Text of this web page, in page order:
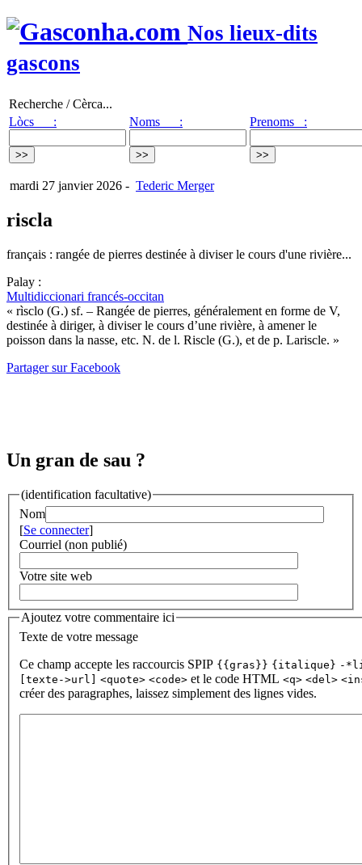
Nos lieux-dits
gascons
Recherche / Cèrca...
Lòcs :
Noms : Prenoms :
mardi 27 janvier 2026 - Tederic Merger
riscla
français : rangée de pierres destinée à diviser le cours d'une rivière...
Palay :
Multidiccionari francés-occitan
« rìsclo (G.) sf. – Rangée de pierres, généralement en forme de V,
destinée à diriger, à diviser le cours d’une rivière, à amener le
poisson dans la nasse, etc. N. de l. Riscle (G.), et de p. Lariscle. »
Partager sur Facebook
Un gran de sau ?
(identification facultative)
Nom
[Se connecter]
Courriel (non publié)
Votre site web
Ajoutez votre commentaire ici
Texte de votre message
Ce champ accepte les raccourcis SPIP {{gras}} {italique} -
[texte->url] <quote> <code> et le code HTML <q> <del>
créer des paragraphes, laissez simplement des lignes vides.